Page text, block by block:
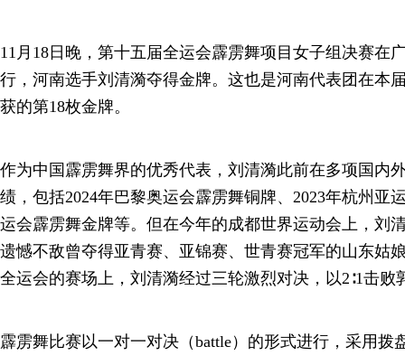
11月18日晚，第十五届全运会霹雳舞项目女子组决赛在
行，河南选手刘清漪夺得金牌。这也是河南代表团在本
获的第18枚金牌。
作为中国霹雳舞界的优秀代表，刘清漪此前在多项国内
绩，包括2024年巴黎奥运会霹雳舞铜牌、2023年杭州亚
运会霹雳舞金牌等。但在今年的成都世界运动会上，刘
遗憾不敌曾夺得亚青赛、亚锦赛、世青赛冠军的山东姑
全运会的赛场上，刘清漪经过三轮激烈对决，以2∶1击败
霹雳舞比赛以一对一对决（battle）的形式进行，采用拨